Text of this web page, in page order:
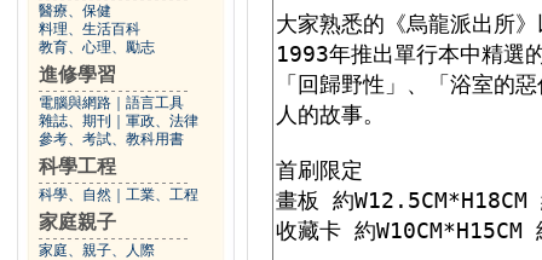
醫療、保健
料理、生活百科
教育、心理、勵志
進修學習
電腦與網路
語言工具
雜誌、期刊
軍政、法律
參考、考試、教科用書
科學工程
科學、自然 工業、工程
家庭親子
家庭、親子、人際